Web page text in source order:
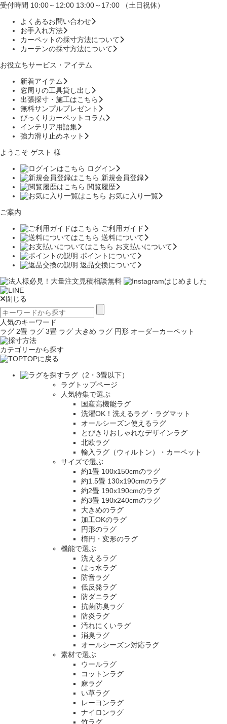
受付時間 10:00～12:00 13:00～17:00 （土日祝休）
よくあるお問い合わせ
お手入れ方法
カーペットの採寸方法について
カーテンの採寸方法について
お役立ちサービス・アイテム
新着アイテム
窓周りの工具貸し出し
出張採寸・施工はこちら
無料サンプルプレゼント
びっくりカーペットコラム
インテリア用語集
強力滑り止めネット
ようこそ ゲスト 様
ログイン
新規会員登録
閲覧履歴
お気に入り一覧
ご案内
ご利用ガイド
送料について
お支払いについて
ポイントについて
返品交換について
閉じる
人気のキーワード
ラグ 2畳 ラグ 3畳 ラグ 大きめ ラグ 円形 オーダーカーペット
カテゴリーから探す
TOPに戻る
ラグ（2・3畳以下）
ラグトップページ
人気特集で選ぶ
国産高機能ラグ
洗濯OK！洗えるラグ・ラグマット
オールシーズン使えるラグ
とびきりおしゃれなデザインラグ
北欧ラグ
輸入ラグ（ウィルトン）・カーペット
サイズで選ぶ
約1畳 100x150cmのラグ
約1.5畳 130x190cmのラグ
約2畳 190x190cmのラグ
約3畳 190x240cmのラグ
大きめのラグ
加工OKのラグ
円形のラグ
楕円・変形のラグ
機能で選ぶ
洗えるラグ
はっ水ラグ
防音ラグ
低反発ラグ
防ダニラグ
抗菌防臭ラグ
防炎ラグ
汚れにくいラグ
消臭ラグ
オールシーズン対応ラグ
素材で選ぶ
ウールラグ
コットンラグ
麻ラグ
い草ラグ
レーヨンラグ
ナイロンラグ
竹ラグ